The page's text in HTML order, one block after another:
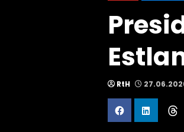
RtH